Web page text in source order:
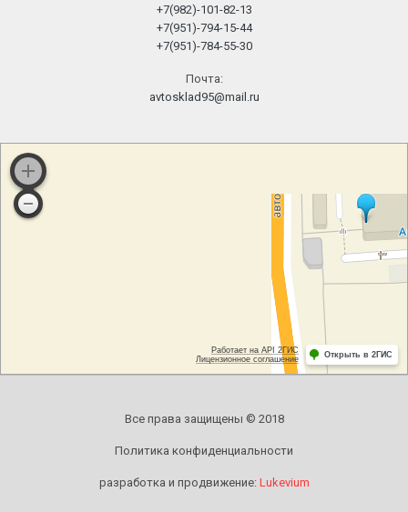
+7(982)-101-82-13
+7(951)-794-15-44
+7(951)-784-55-30
Почта:
avtosklad95@mail.ru
Все права защищены © 2018
Политика конфиденциальности
разработка и продвижение: Lukevium